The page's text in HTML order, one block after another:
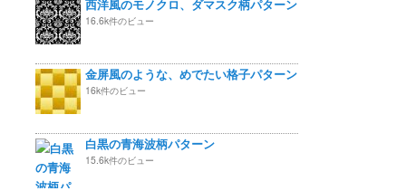
西洋風のモノクロ、ダマスク柄パターン
16.6k件のビュー
金屏風のような、めでたい格子パターン
16k件のビュー
白黒の青海波柄パターン
15.6k件のビュー